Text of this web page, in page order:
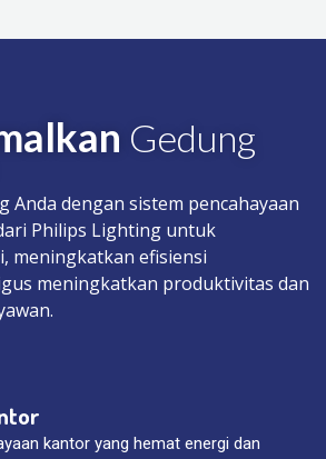
Gedung
Anda dengan sistem pencahayaan
Philips Lighting untuk
meningkatkan efisiensi
meningkatkan produktivitas dan
kantor yang hemat energi dan